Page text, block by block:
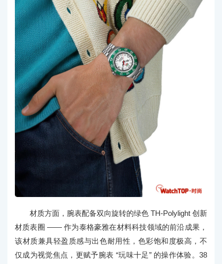
材质方面，腕表配备双向旋转的绿色 TH-Polylight 创新
材质表圈 —— 作为泰格豪雅在材料科技领域的前沿成果，
该材质兼具轻盈质感与出色耐用性，色彩饱和度极高，不
仅成为视觉焦点，更赋予腕表 “玩味十足” 的操作体验。38